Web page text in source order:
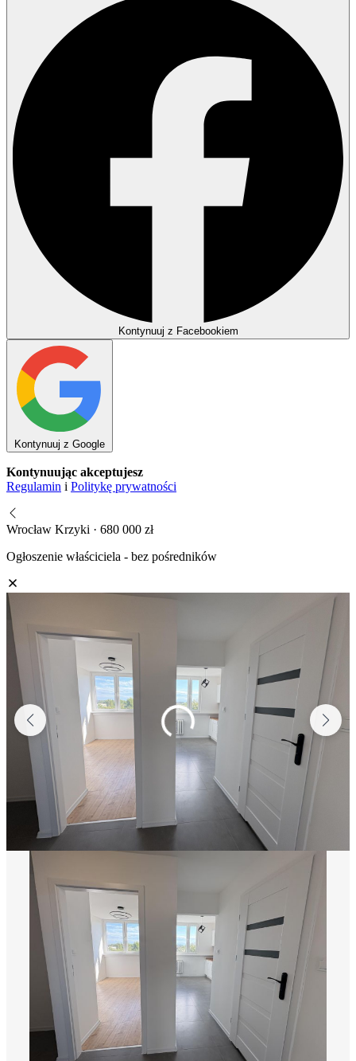
Kontynuuj z Facebookiem
Kontynuuj z Google
Kontynuując akceptujesz
Regulamin i Politykę prywatności
Wrocław Krzyki · 680 000 zł
Ogłoszenie właściciela - bez pośredników